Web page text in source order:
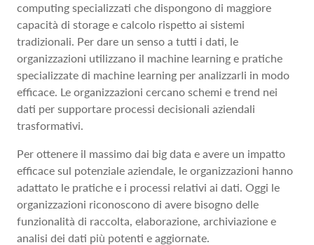
computing specializzati che dispongono di maggiore
capacità di storage e calcolo rispetto ai sistemi
tradizionali. Per dare un senso a tutti i dati, le
organizzazioni utilizzano il machine learning e pratiche
specializzate di machine learning per analizzarli in modo
efficace. Le organizzazioni cercano schemi e trend nei
dati per supportare processi decisionali aziendali
trasformativi.
Per ottenere il massimo dai big data e avere un impatto
efficace sul potenziale aziendale, le organizzazioni hanno
adattato le pratiche e i processi relativi ai dati. Oggi le
organizzazioni riconoscono di avere bisogno delle
funzionalità di raccolta, elaborazione, archiviazione e
analisi dei dati più potenti e aggiornate.